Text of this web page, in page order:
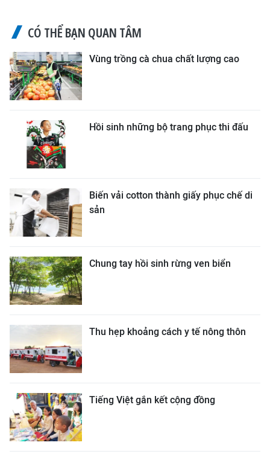
CÓ THỂ BẠN QUAN TÂM
Vùng trồng cà chua chất lượng cao
Hồi sinh những bộ trang phục thi đấu
Biến vải cotton thành giấy phục chế di
sản
Chung tay hồi sinh rừng ven biển
Thu hẹp khoảng cách y tế nông thôn
Tiếng Việt gắn kết cộng đồng